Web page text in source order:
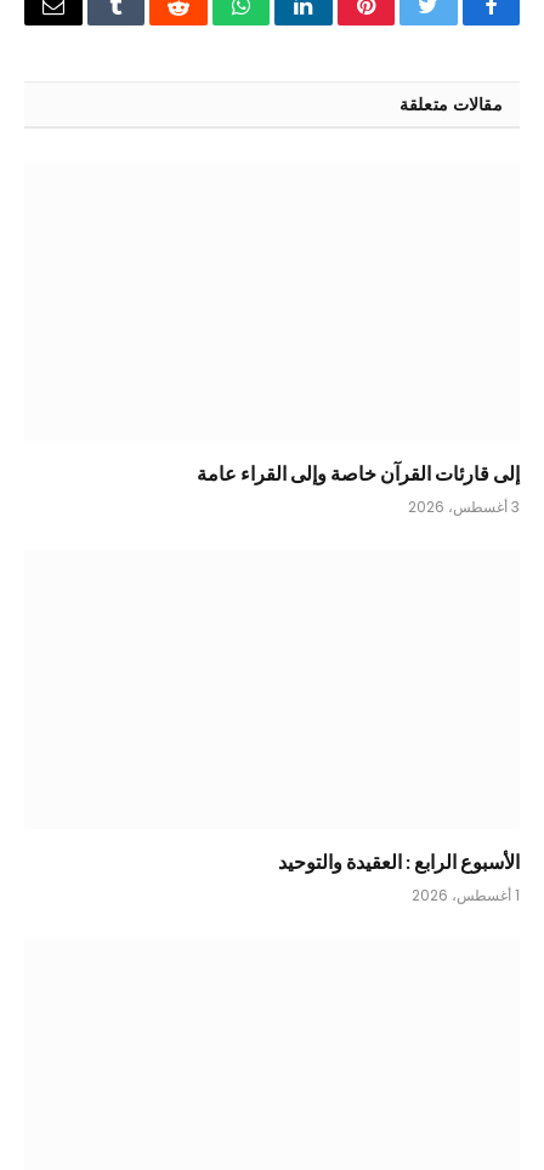
فيسبوكتويتر بينتيريستلينكدإنواتسابرديت Tumblrالبريد
مقالات متعلقة
إلى قارئات القرآن خاصة وإلى القراء عامة
3 أغسطس، 2026
الأسبوع الرابع : العقيدة والتوحيد
1 أغسطس، 2026